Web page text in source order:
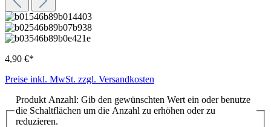
4,90 €*
Preise inkl. MwSt. zzgl. Versandkosten
Produkt Anzahl: Gib den gewünschten Wert ein oder benutze
die Schaltflächen um die Anzahl zu erhöhen oder zu
reduzieren.